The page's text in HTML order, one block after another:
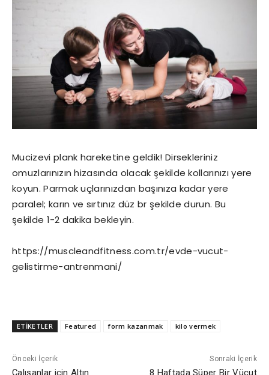
Mucizevi plank hareketine geldik! Dirsekleriniz
omuzlarınızın hizasında olacak şekilde kollarınızı yere
koyun. Parmak uçlarınızdan başınıza kadar yere
paralel; karın ve sırtınız düz br şekilde durun. Bu
şekilde 1-2 dakika bekleyin.
https://muscleandfitness.com.tr/evde-vucut-
gelistirme-antrenmani/
ETİKETLER Featured form kazanmak kilo vermek
Önceki İçerik
Çalışanlar için Altın
Sonraki İçerik
8 Haftada Süper Bir Vücut